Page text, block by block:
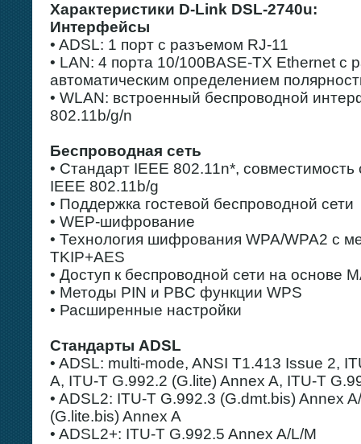
Характеристики D-Link DSL-2740u:
Интерфейсы
• ADSL: 1 порт с разъемом RJ-11
• LAN: 4 порта 10/100BASE-TX Ethernet с
автоматическим определением
• WLAN: встроенный беспроводной
802.11b/g/n
Беспроводная сеть
• Стандарт IEEE 802.11n*, совместимость
IEEE 802.11b/g
• Поддержка гостевой беспроводной сети
• WEP-шифрование
• Технология шифрования WPA/WPA2 с
TKIP+AES
• Доступ к беспроводной сети на основе
• Методы PIN и PBC функции WPS
• Расширенные настройки
Стандарты ADSL
• ADSL: multi-mode, ANSI T1.413 Issue 2,
A, ITU-T G.992.2 (G.lite) Annex A, ITU-T
• ADSL2: ITU-T G.992.3 (G.dmt.bis) Annex
(G.lite.bis) Annex A
• ADSL2+: ITU-T G.992.5 Annex A/L/M